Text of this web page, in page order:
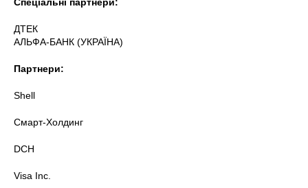
ДТЕК
АЛЬФА-БАНК (УКРАЇНА)
Партнери:
Shell
Смарт-Холдинг
DCH
Visa Inc.